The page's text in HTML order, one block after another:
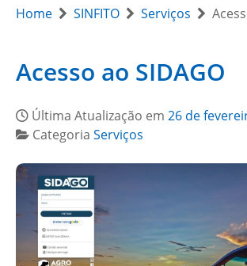
Home SINFITO Serviços
Acesso ao SIDAGO
Última Atualização em 26 de
Categoria Serviços